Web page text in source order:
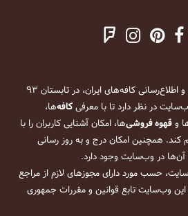
کافه‌یاب به عنوان مرجع معرفی و اطلاع‌رسانی کافه‌های ایران، در تابستان ۹۳
در نظر دارد تا با معرفیکافه‌ها،
وقهوه فروشی‌ها، امکان آشنایی کاربران را با
کند. همچنین امکان درج و به روز رسانی
در وب‌سایت وجود دارد.
حسب مورد دارای مجوزهای لازم از مراجع
وب‌سایت تابع قوانین و مقررات جمهوری